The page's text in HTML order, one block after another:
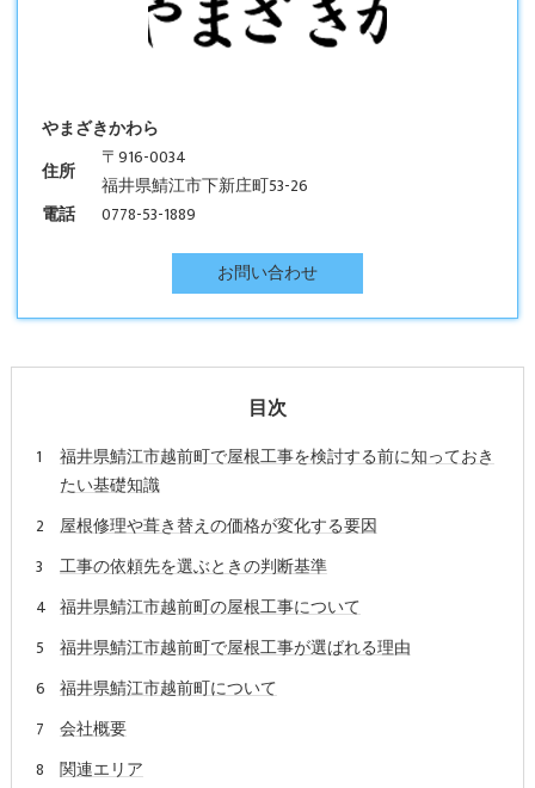
やまざきかわら
住所
〒916-0034
福井県鯖江市下新庄町53-26
電話
0778-53-1889
お問い合わせ
目次
福井県鯖江市越前町で屋根工事を検討する前に知っておき
たい基礎知識
屋根修理や葺き替えの価格が変化する要因
工事の依頼先を選ぶときの判断基準
福井県鯖江市越前町の屋根工事について
福井県鯖江市越前町で屋根工事が選ばれる理由
福井県鯖江市越前町について
会社概要
関連エリア